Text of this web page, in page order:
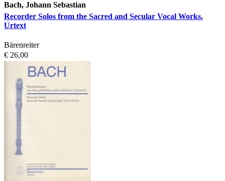
Bach, Johann Sebastian
Recorder Solos from the Sacred and Secular Vocal Works.
Urtext
Bärenreiter
€ 26,00